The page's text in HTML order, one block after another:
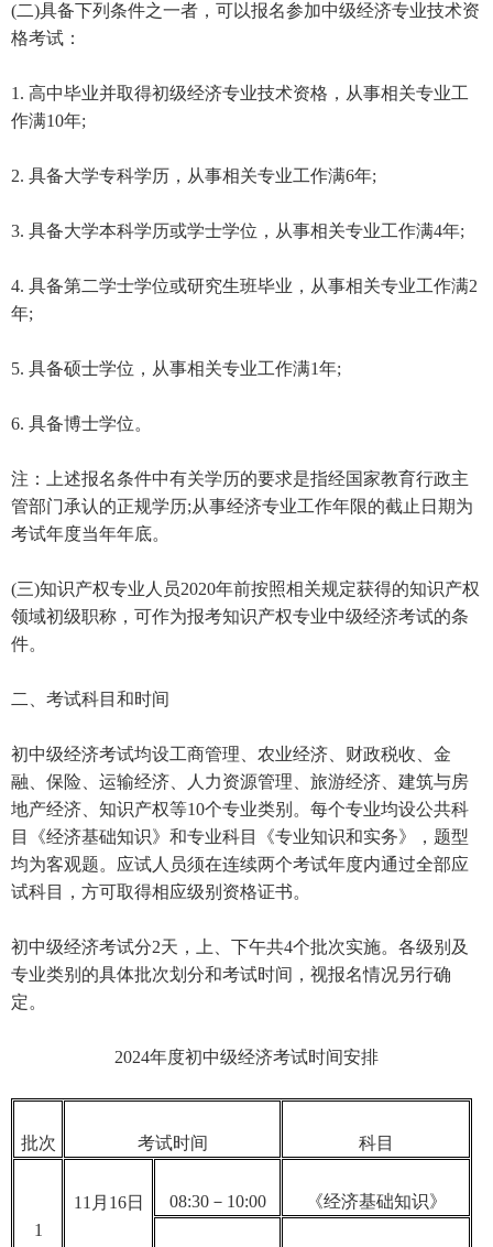
(二)具备下列条件之一者，可以报名参加中级经济专业技术资
格考试：
1. 高中毕业并取得初级经济专业技术资格，从事相关专业工
作满10年;
2. 具备大学专科学历，从事相关专业工作满6年;
3. 具备大学本科学历或学士学位，从事相关专业工作满4年;
4. 具备第二学士学位或研究生班毕业，从事相关专业工作满2
年;
5. 具备硕士学位，从事相关专业工作满1年;
6. 具备博士学位。
注：上述报名条件中有关学历的要求是指经国家教育行政主
管部门承认的正规学历;从事经济专业工作年限的截止日期为
考试年度当年年底。
(三)知识产权专业人员2020年前按照相关规定获得的知识产权
领域初级职称，可作为报考知识产权专业中级经济考试的条
件。
二、考试科目和时间
初中级经济考试均设工商管理、农业经济、财政税收、金
融、保险、运输经济、人力资源管理、旅游经济、建筑与房
地产经济、知识产权等10个专业类别。每个专业均设公共科
目《经济基础知识》和专业科目《专业知识和实务》，题型
均为客观题。应试人员须在连续两个考试年度内通过全部应
试科目，方可取得相应级别资格证书。
初中级经济考试分2天，上、下午共4个批次实施。各级别及
专业类别的具体批次划分和考试时间，视报名情况另行确
定。
2024年度初中级经济考试时间安排
批次 考试时间 科目
1
11月16日 08:30－10:00 《经济基础知识》